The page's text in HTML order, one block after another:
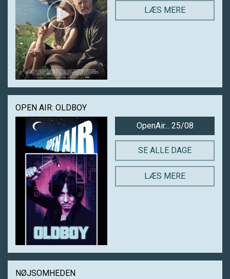
LÆS MERE
OPEN AIR: OLDBOY
OpenAir... 25/08
SE ALLE DAGE
LÆS MERE
NØJSOMHEDEN